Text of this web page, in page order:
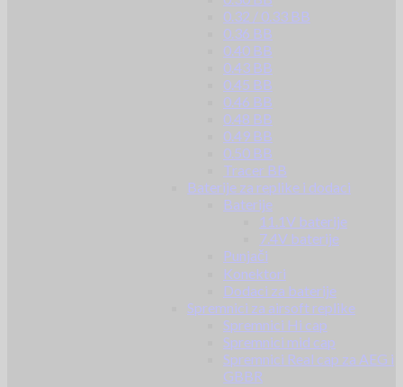
0.32 / 0.33 BB
0.36 BB
0.40 BB
0.43 BB
0.45 BB
0.46 BB
0.48 BB
0.49 BB
0.50 BB
Tracer BB
Baterije za replike i dodaci
Baterije
11.1V baterije
7.4V baterije
Punjači
Konektori
Dodaci za baterije
Spremnici za airsoft replike
Spremnici Hi cap
Spremnici mid cap
Spremnici Real cap za AEG i
GBBR